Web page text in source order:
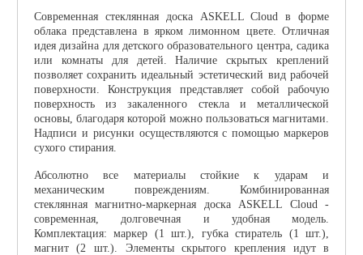
Современная стеклянная доска ASKELL Cloud в форме
облака представлена в ярком лимонном цвете. Отличная
идея дизайна для детского образовательного центра, садика
или комнаты для детей. Наличие скрытых креплений
позволяет сохранить идеальный эстетический вид рабочей
поверхности. Конструкция представляет собой рабочую
поверхность из закаленного стекла и металлической
основы, благодаря которой можно пользоваться магнитами.
Надписи и рисунки осуществляются с помощью маркеров
сухого стирания.
Абсолютно все материалы стойкие к ударам и
механическим повреждениям. Комбинированная
стеклянная магнитно-маркерная доска ASKELL Cloud -
современная, долговечная и удобная модель.
Комплектация: маркер (1 шт.), губка стиратель (1 шт.),
магнит (2 шт.). Элементы скрытого крепления идут в